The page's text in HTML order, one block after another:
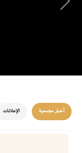
Previous
أخبار مجمعية الإعلانات